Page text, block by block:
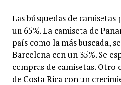
Las búsquedas de
un 65%. La camiseta de
país como la más buscada,
Barcelona con un 35%. Se
compras de camisetas. Otro
de Costa Rica con un